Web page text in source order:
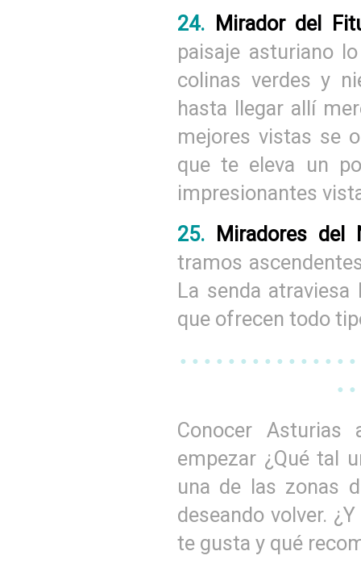
24. Mirador del
paisaje asturiano
colinas verdes y
hasta llegar allí
mejores vistas se
que te eleva un
impresionantes
25.
Miradores del
tramos
La senda
que ofrecen todo
• • • • • • • • • • • • • •
•
Conocer Asturias
empezar ¿Qué tal
una de las zonas
deseando volver.
te gusta y qué